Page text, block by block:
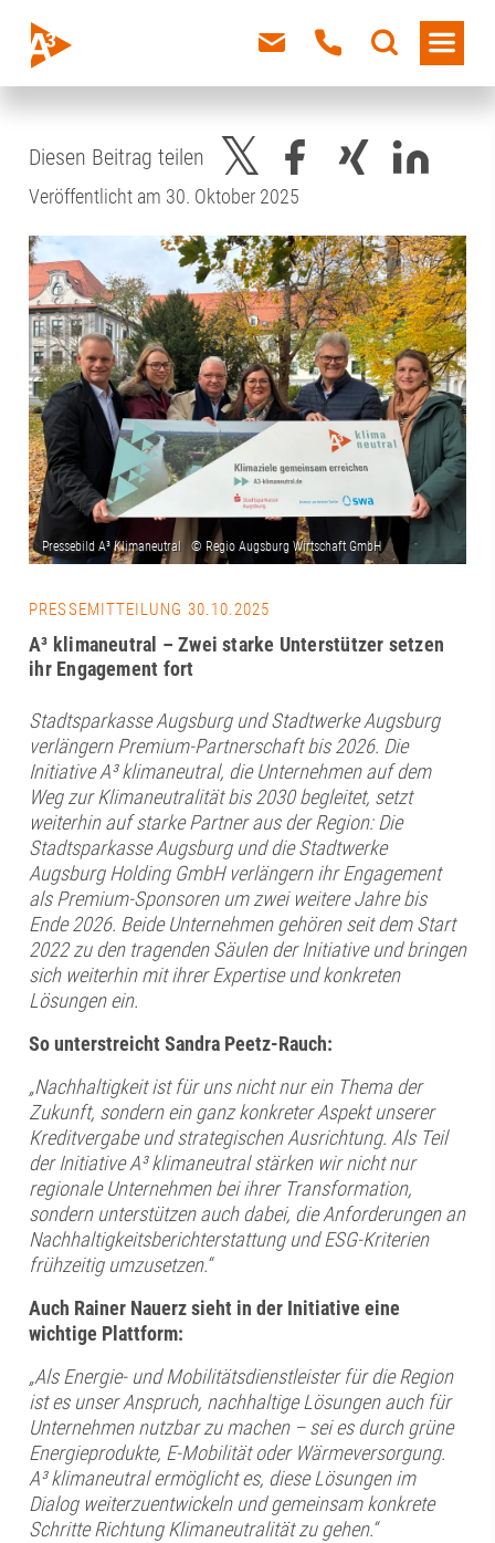
Diesen Beitrag teilen
Veröffentlicht am 30. Oktober 2025
PRESSEMITTEILUNG 30.10.2025
A³ klimaneutral – Zwei starke Unterstützer setzen
ihr Engagement fort
Stadtsparkasse Augsburg und Stadtwerke Augsburg
verlängern Premium-Partnerschaft bis 2026. Die
Initiative A³ klimaneutral, die Unternehmen auf dem
Weg zur Klimaneutralität bis 2030 begleitet, setzt
weiterhin auf starke Partner aus der Region: Die
Stadtsparkasse Augsburg und die Stadtwerke
Augsburg Holding GmbH verlängern ihr Engagement
als Premium-Sponsoren um zwei weitere Jahre bis
Ende 2026. Beide Unternehmen gehören seit dem Start
2022 zu den tragenden Säulen der Initiative und bringen
sich weiterhin mit ihrer Expertise und konkreten
Lösungen ein.
So unterstreicht Sandra Peetz-Rauch:
„Nachhaltigkeit ist für uns nicht nur ein Thema der
Zukunft, sondern ein ganz konkreter Aspekt unserer
Kreditvergabe und strategischen Ausrichtung. Als Teil
der Initiative A³ klimaneutral stärken wir nicht nur
regionale Unternehmen bei ihrer Transformation,
sondern unterstützen auch dabei, die Anforderungen an
Nachhaltigkeitsberichterstattung und ESG-Kriterien
frühzeitig umzusetzen.“
Auch Rainer Nauerz sieht in der Initiative eine
wichtige Plattform:
„Als Energie- und Mobilitätsdienstleister für die Region
ist es unser Anspruch, nachhaltige Lösungen auch für
Unternehmen nutzbar zu machen – sei es durch grüne
Energieprodukte, E-Mobilität oder Wärmeversorgung.
A³ klimaneutral ermöglicht es, diese Lösungen im
Dialog weiterzuentwickeln und gemeinsam konkrete
Schritte Richtung Klimaneutralität zu gehen.“